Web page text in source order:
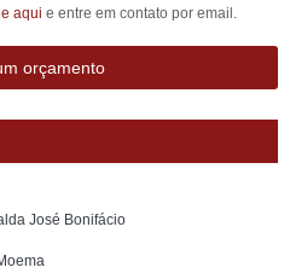
aqui e entre em contato por email.
orçamento
José Bonifácio